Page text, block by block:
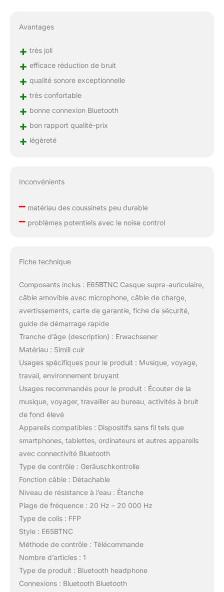
Avantages
+ très joli
+ efficace réduction de bruit
+ qualité sonore exceptionnelle
+ très confortable
+ bonne connexion Bluetooth
+ bon rapport qualité-prix
+ légèreté
Inconvénients
–matériau des coussinets peu durable
–problèmes potentiels avec le noise control
Fiche technique
Composants inclus : E65BTNC Casque supra-auriculaire,
câble amovible avec microphone, câble de charge,
avertissements, carte de garantie, fiche de sécurité,
guide de démarrage rapide
Tranche d’âge (description) : Erwachsener
Matériau : Simili cuir
Usages spécifiques pour le produit : Musique, voyage,
travail, environnement bruyant
Usages recommandés pour le produit : Écouter de la
musique, voyager, travailler au bureau, activités à bruit
de fond élevé
Appareils compatibles : Dispositifs sans fil tels que
smartphones, tablettes, ordinateurs et autres appareils
avec connectivité Bluetooth
Type de contrôle : Geräuschkontrolle
Fonction câble : Détachable
Niveau de résistance à l’eau : Étanche
Plage de fréquence : 20 Hz – 20 000 Hz
Type de colis : FFP
Style : E65BTNC
Méthode de contrôle : Télécommande
Nombre d’articles : 1
Type de produit : Bluetooth headphone
Connexions : Bluetooth Bluetooth